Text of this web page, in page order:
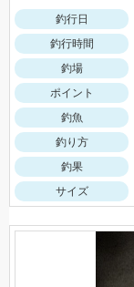
釣行日
釣行時間
釣場
ポイント
釣魚
釣り方
釣果
サイズ